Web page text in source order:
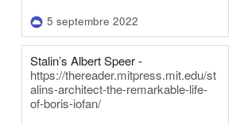
5 septembre 2022
Stalin’s Albert Speer -
https://thereader.mitpress.mit.edu/st
alins-architect-the-remarkable-life-
of-boris-iofan/